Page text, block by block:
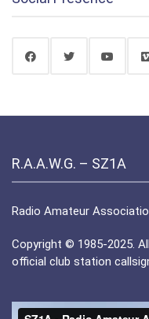
R.A.A.W.G. – SZ1A
Radio Amateur
Copyright © 1985-2025.
official club station
Πρόγραμμα